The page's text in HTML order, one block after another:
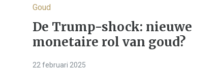
Goud
De Trump-shock: nieuwe
monetaire rol van goud?
22 februari 2025